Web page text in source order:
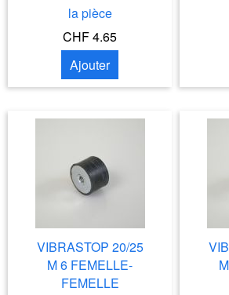
la pièce
CHF 4.65
Ajouter
VIBRASTOP 20/25
M 6 FEMELLE-
FEMELLE